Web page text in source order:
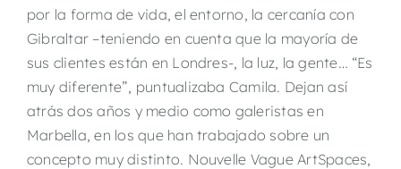
por la forma de vida, el entorno, la cercanía con
Gibraltar –teniendo en cuenta que la mayoría de
sus clientes están en Londres-, la luz, la gente… “Es
muy diferente”, puntualizaba Camila. Dejan así
atrás dos años y medio como galeristas en
Marbella, en los que han trabajado sobre un
concepto muy distinto. Nouvelle Vague ArtSpaces,